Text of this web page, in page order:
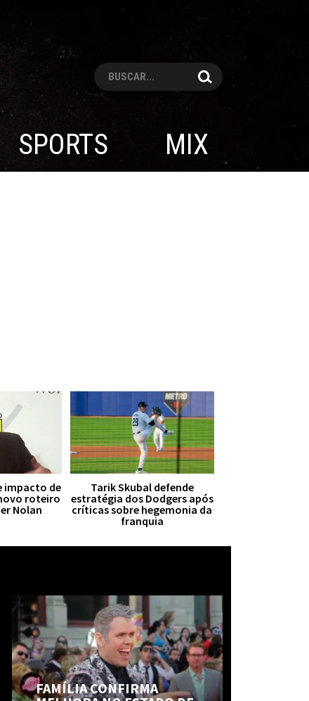
Pesquisar
SPORTS MIX
impacto de
roteiro
Nolan
Tarik Skubal defende
estratégia dos Dodgers após
críticas sobre hegemonia da
franquia
FAMÍLIA CONFIRMA